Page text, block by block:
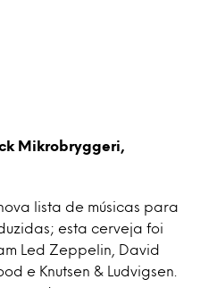
Mikrobryggeri,
lista de músicas para
esta cerveja foi
Led Zeppelin, David
e Knutsen & Ludvigsen.